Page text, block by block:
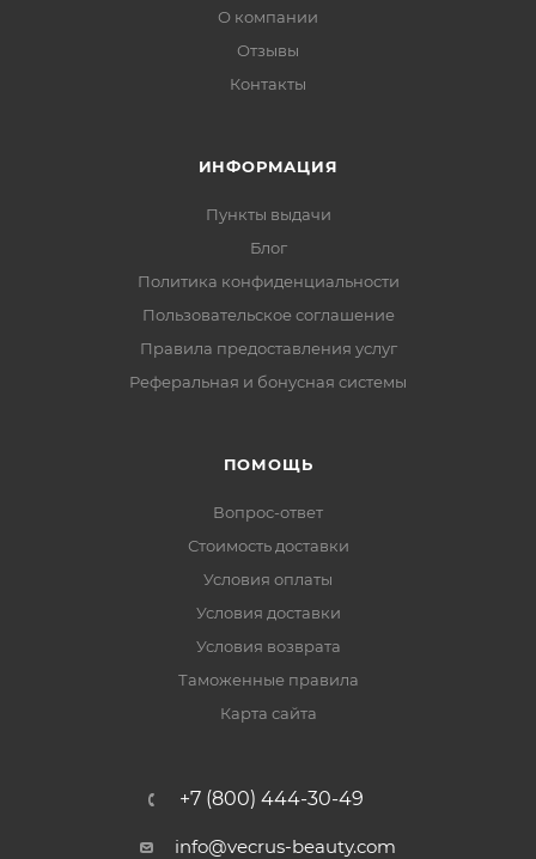
О компании
Отзывы
Контакты
ИНФОРМАЦИЯ
Пункты выдачи
Блог
Политика конфиденциальности
Пользовательское соглашение
Правила предоставления услуг
Реферальная и бонусная системы
ПОМОЩЬ
Вопрос-ответ
Стоимость доставки
Условия оплаты
Условия доставки
Условия возврата
Таможенные правила
Карта сайта
+7 (800) 444-30-49
info@vecrus-beauty.com